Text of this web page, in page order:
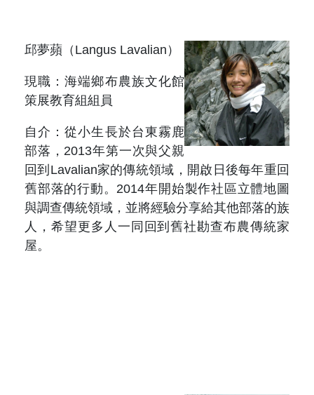
徵稿說明
期刊查詢
邱夢蘋（Langus Lavalian）
現職：海端鄉布農族文化館
策展教育組組員
自介：從小生長於台東霧鹿
部落，2013年第一次與父親
回到Lavalian家的傳統領域，開啟日後每年重回
舊部落的行動。2014年開始製作社區立體地圖
與調查傳統領域，並將經驗分享給其他部落的族
人，希望更多人一同回到舊社勘查布農傳統家
屋。